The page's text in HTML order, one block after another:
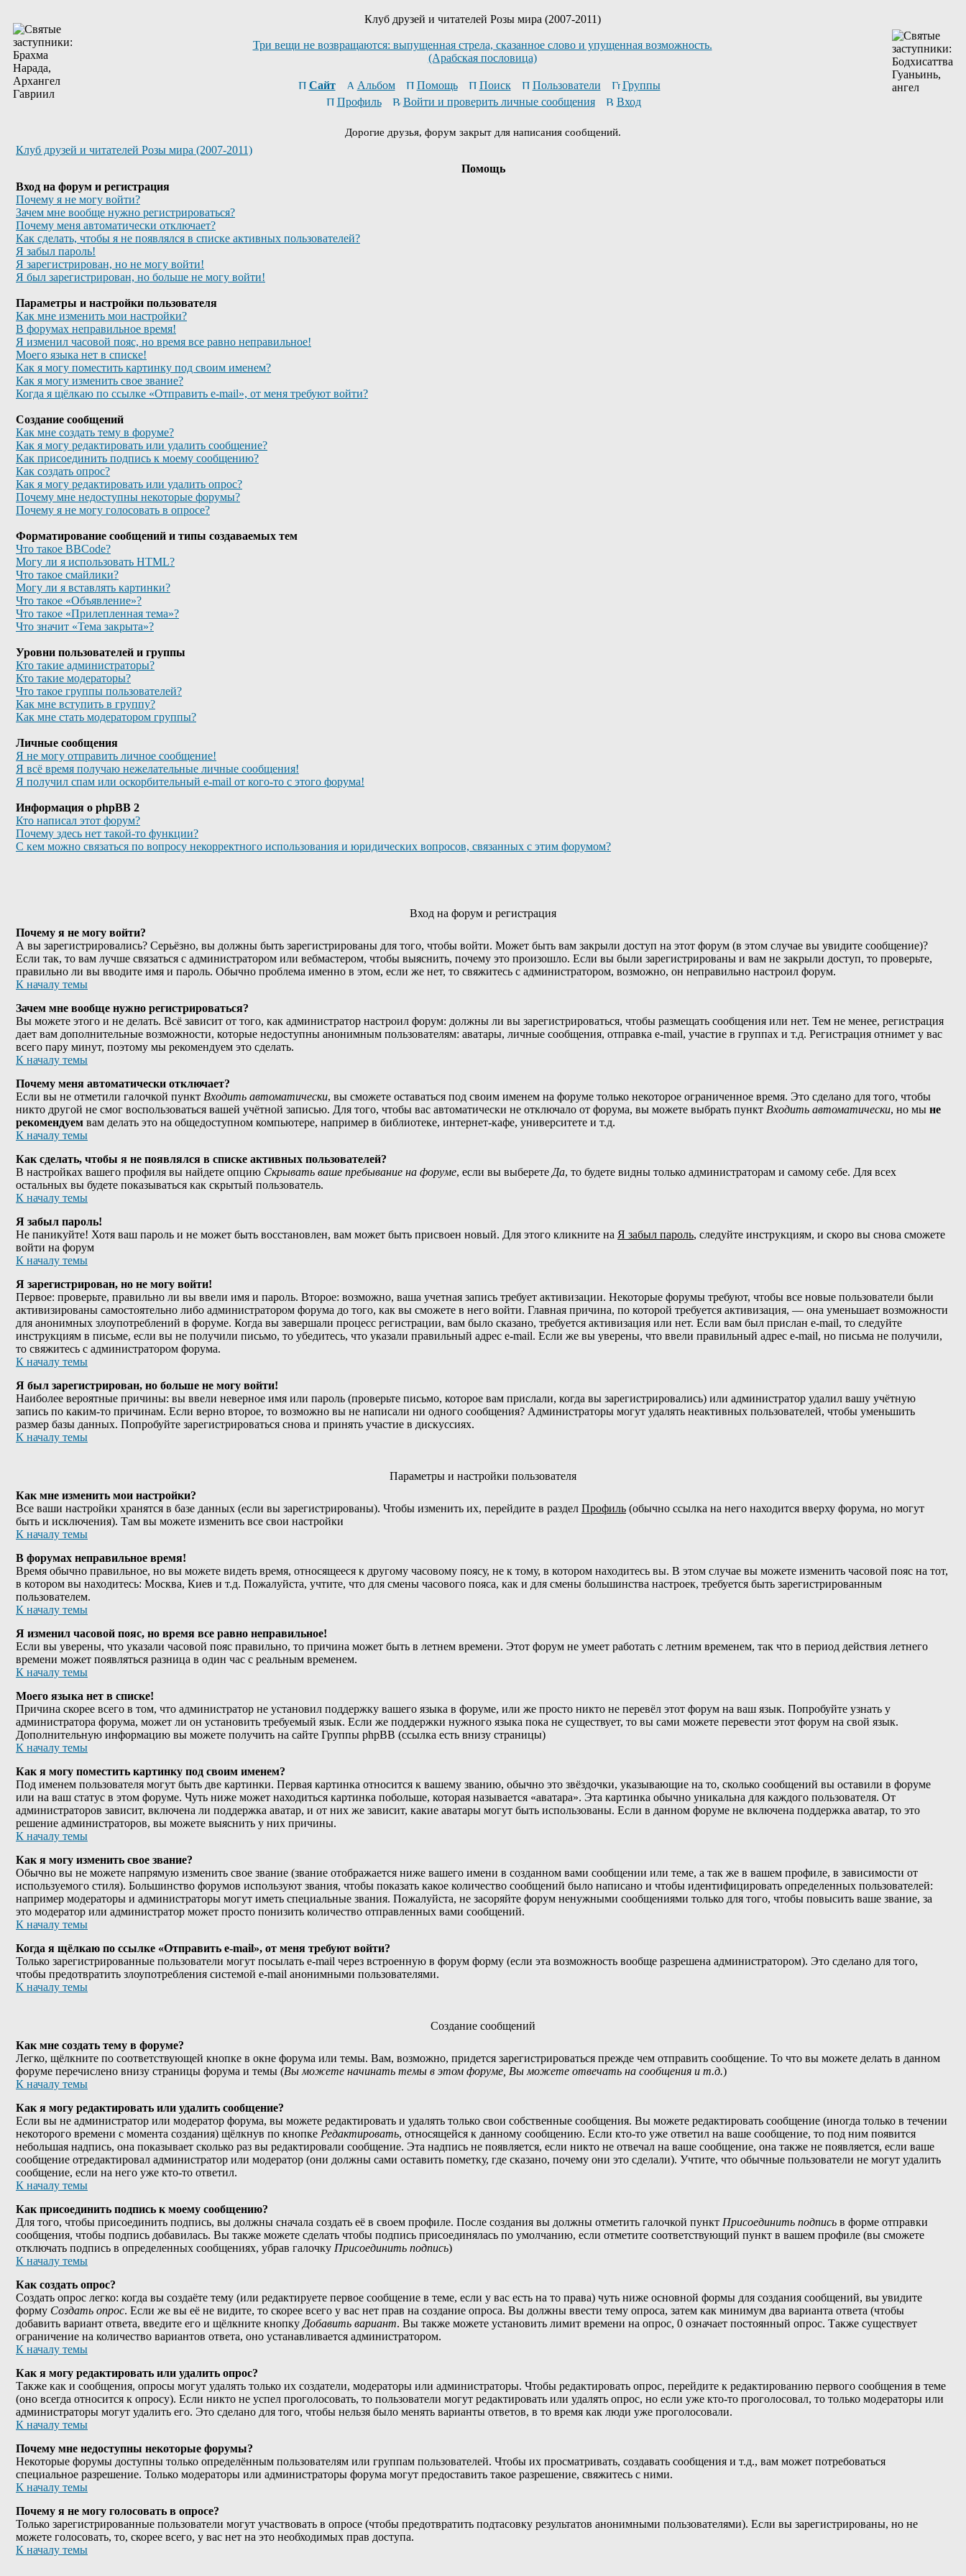
Клуб друзей и читателей Розы мира (2007-2011)
Три вещи не возвращаются: выпущенная стрела, сказанное слово и упущенная возможность.
(Арабская пословица)
Сайт Альбом Помощь Поиск Пользователи
Группы
Профиль
Войти и проверить личные сообщения Вход
Дорогие друзья, форум закрыт для написания сообщений.
Клуб друзей и читателей Розы мира (2007-2011)
Помощь
Вход на форум и регистрация
Почему я не могу войти?
Зачем мне вообще нужно регистрироваться?
Почему меня автоматически отключает?
Как сделать, чтобы я не появлялся в списке активных пользователей?
Я забыл пароль!
Я зарегистрирован, но не могу войти!
Я был зарегистрирован, но больше не могу войти!
Параметры и настройки пользователя
Как мне изменить мои настройки?
В форумах неправильное время!
Я изменил часовой пояс, но время все равно неправильное!
Моего языка нет в списке!
Как я могу поместить картинку под своим именем?
Как я могу изменить свое звание?
Когда я щёлкаю по ссылке «Отправить e-mail», от меня требуют войти?
Создание сообщений
Как мне создать тему в форуме?
Как я могу редактировать или удалить сообщение?
Как присоединить подпись к моему сообщению?
Как создать опрос?
Как я могу редактировать или удалить опрос?
Почему мне недоступны некоторые форумы?
Почему я не могу голосовать в опросе?
Форматирование сообщений и типы создаваемых тем
Что такое BBCode?
Могу ли я использовать HTML?
Что такое смайлики?
Могу ли я вставлять картинки?
Что такое «Объявление»?
Что такое «Прилепленная тема»?
Что значит «Тема закрыта»?
Уровни пользователей и группы
Кто такие администраторы?
Кто такие модераторы?
Что такое группы пользователей?
Как мне вступить в группу?
Как мне стать модератором группы?
Личные сообщения
Я не могу отправить личное сообщение!
Я всё время получаю нежелательные личные сообщения!
Я получил спам или оскорбительный e-mail от кого-то с этого форума!
Информация о phpBB 2
Кто написал этот форум?
Почему здесь нет такой-то функции?
С кем можно связаться по вопросу некорректного использования и юридических вопросов, связанных с этим форумом?
Вход на форум и регистрация
Почему я не могу войти?
А вы зарегистрировались? Серьёзно, вы должны быть зарегистрированы для того, чтобы войти. Может быть вам закрыли доступ на этот форум (в этом случае вы увидите сообщение)?
Если так, то вам лучше связаться с администратором или вебмастером, чтобы выяснить, почему это произошло. Если вы были зарегистрированы и вам не закрыли доступ, то проверьте,
правильно ли вы вводите имя и пароль. Обычно проблема именно в этом, если же нет, то свяжитесь с администратором, возможно, он неправильно настроил форум.
К началу темы
Зачем мне вообще нужно регистрироваться?
Вы можете этого и не делать. Всё зависит от того, как администратор настроил форум: должны ли вы зарегистрироваться, чтобы размещать сообщения или нет. Тем не менее, регистрация
дает вам дополнительные возможности, которые недоступны анонимным пользователям: аватары, личные сообщения, отправка e-mail, участие в группах и т.д. Регистрация отнимет у вас
всего пару минут, поэтому мы рекомендуем это сделать.
К началу темы
Почему меня автоматически отключает?
Если вы не отметили галочкой пункт Входить автоматически, вы сможете оставаться под своим именем на форуме только некоторое ограниченное время. Это сделано для того, чтобы
никто другой не смог воспользоваться вашей учётной записью. Для того, чтобы вас автоматически не отключало от форума, вы можете выбрать пункт Входить автоматически, но мы не
рекомендуем вам делать это на общедоступном компьютере, например в библиотеке, интернет-кафе, университете и т.д.
К началу темы
Как сделать, чтобы я не появлялся в списке активных пользователей?
В настройках вашего профиля вы найдете опцию Скрывать ваше пребывание на форуме, если вы выберете Да, то будете видны только администраторам и самому себе. Для всех
остальных вы будете показываться как скрытый пользователь.
К началу темы
Я забыл пароль!
Не паникуйте! Хотя ваш пароль и не может быть восстановлен, вам может быть присвоен новый. Для этого кликните на Я забыл пароль, следуйте инструкциям, и скоро вы снова сможете
войти на форум
К началу темы
Я зарегистрирован, но не могу войти!
Первое: проверьте, правильно ли вы ввели имя и пароль. Второе: возможно, ваша учетная запись требует активизации. Некоторые форумы требуют, чтобы все новые пользователи были
активизированы самостоятельно либо администратором форума до того, как вы сможете в него войти. Главная причина, по которой требуется активизация, — она уменьшает возможности
для анонимных злоупотреблений в форуме. Когда вы завершали процесс регистрации, вам было сказано, требуется активизация или нет. Если вам был прислан e-mail, то следуйте
инструкциям в письме, если вы не получили письмо, то убедитесь, что указали правильный адрес e-mail. Если же вы уверены, что ввели правильный адрес e-mail, но письма не получили,
то свяжитесь с администратором форума.
К началу темы
Я был зарегистрирован, но больше не могу войти!
Наиболее вероятные причины: вы ввели неверное имя или пароль (проверьте письмо, которое вам прислали, когда вы зарегистрировались) или администратор удалил вашу учётную
запись по каким-то причинам. Если верно второе, то возможно вы не написали ни одного сообщения? Администраторы могут удалять неактивных пользователей, чтобы уменьшить
размер базы данных. Попробуйте зарегистрироваться снова и принять участие в дискуссиях.
К началу темы
Параметры и настройки пользователя
Как мне изменить мои настройки?
Все ваши настройки хранятся в базе данных (если вы зарегистрированы). Чтобы изменить их, перейдите в раздел Профиль (обычно ссылка на него находится вверху форума, но могут
быть и исключения). Там вы можете изменить все свои настройки
К началу темы
В форумах неправильное время!
Время обычно правильное, но вы можете видеть время, относящееся к другому часовому поясу, не к тому, в котором находитесь вы. В этом случае вы можете изменить часовой пояс на тот,
в котором вы находитесь: Москва, Киев и т.д. Пожалуйста, учтите, что для смены часового пояса, как и для смены большинства настроек, требуется быть зарегистрированным
пользователем.
К началу темы
Я изменил часовой пояс, но время все равно неправильное!
Если вы уверены, что указали часовой пояс правильно, то причина может быть в летнем времени. Этот форум не умеет работать с летним временем, так что в период действия летнего
времени может появляться разница в один час с реальным временем.
К началу темы
Моего языка нет в списке!
Причина скорее всего в том, что администратор не установил поддержку вашего языка в форуме, или же просто никто не перевёл этот форум на ваш язык. Попробуйте узнать у
администратора форума, может ли он установить требуемый язык. Если же поддержки нужного языка пока не существует, то вы сами можете перевести этот форум на свой язык.
Дополнительную информацию вы можете получить на сайте Группы phpBB (ссылка есть внизу страницы)
К началу темы
Как я могу поместить картинку под своим именем?
Под именем пользователя могут быть две картинки. Первая картинка относится к вашему званию, обычно это звёздочки, указывающие на то, сколько сообщений вы оставили в форуме
или на ваш статус в этом форуме. Чуть ниже может находиться картинка побольше, которая называется «аватара». Эта картинка обычно уникальна для каждого пользователя. От
администраторов зависит, включена ли поддержка аватар, и от них же зависит, какие аватары могут быть использованы. Если в данном форуме не включена поддержка аватар, то это
решение администраторов, вы можете выяснить у них причины.
К началу темы
Как я могу изменить свое звание?
Обычно вы не можете напрямую изменить свое звание (звание отображается ниже вашего имени в созданном вами сообщении или теме, а так же в вашем профиле, в зависимости от
используемого стиля). Большинство форумов используют звания, чтобы показать какое количество сообщений было написано и чтобы идентифицировать определенных пользователей:
например модераторы и администраторы могут иметь специальные звания. Пожалуйста, не засоряйте форум ненужными сообщениями только для того, чтобы повысить ваше звание, за
это модератор или администратор может просто понизить количество отправленных вами сообщений.
К началу темы
Когда я щёлкаю по ссылке «Отправить e-mail», от меня требуют войти?
Только зарегистрированные пользователи могут посылать e-mail через встроенную в форум форму (если эта возможность вообще разрешена администратором). Это сделано для того,
чтобы предотвратить злоупотребления системой e-mail анонимными пользователями.
К началу темы
Создание сообщений
Как мне создать тему в форуме?
Легко, щёлкните по соответствующей кнопке в окне форума или темы. Вам, возможно, придется зарегистрироваться прежде чем отправить сообщение. То что вы можете делать в данном
форуме перечислено внизу страницы форума и темы (Вы можете начинать темы в этом форуме, Вы можете отвечать на сообщения и т.д.)
К началу темы
Как я могу редактировать или удалить сообщение?
Если вы не администратор или модератор форума, вы можете редактировать и удалять только свои собственные сообщения. Вы можете редактировать сообщение (иногда только в течении
некоторого времени с момента создания) щёлкнув по кнопке Редактировать, относящейся к данному сообщению. Если кто-то уже ответил на ваше сообщение, то под ним появится
небольшая надпись, она показывает сколько раз вы редактировали сообщение. Эта надпись не появляется, если никто не отвечал на ваше сообщение, она также не появляется, если ваше
сообщение отредактировал администратор или модератор (они должны сами оставить пометку, где сказано, почему они это сделали). Учтите, что обычные пользователи не могут удалить
сообщение, если на него уже кто-то ответил.
К началу темы
Как присоединить подпись к моему сообщению?
Для того, чтобы присоединить подпись, вы должны сначала создать её в своем профиле. После создания вы должны отметить галочкой пункт Присоединить подпись в форме отправки
сообщения, чтобы подпись добавилась. Вы также можете сделать чтобы подпись присоединялась по умолчанию, если отметите соответствующий пункт в вашем профиле (вы сможете
отключать подпись в определенных сообщениях, убрав галочку Присоединить подпись)
К началу темы
Как создать опрос?
Создать опрос легко: когда вы создаёте тему (или редактируете первое сообщение в теме, если у вас есть на то права) чуть ниже основной формы для создания сообщений, вы увидите
форму Создать опрос. Если же вы её не видите, то скорее всего у вас нет прав на создание опроса. Вы должны ввести тему опроса, затем как минимум два варианта ответа (чтобы
добавить вариант ответа, введите его и щёлкните кнопку Добавить вариант. Вы также можете установить лимит времени на опрос, 0 означает постоянный опрос. Также существует
ограничение на количество вариантов ответа, оно устанавливается администратором.
К началу темы
Как я могу редактировать или удалить опрос?
Также как и сообщения, опросы могут удалять только их создатели, модераторы или администраторы. Чтобы редактировать опрос, перейдите к редактированию первого сообщения в теме
(оно всегда относится к опросу). Если никто не успел проголосовать, то пользователи могут редактировать или удалять опрос, но если уже кто-то проголосовал, то только модераторы или
администраторы могут удалить его. Это сделано для того, чтобы нельзя было менять варианты ответов, в то время как люди уже проголосовали.
К началу темы
Почему мне недоступны некоторые форумы?
Некоторые форумы доступны только определённым пользователям или группам пользователей. Чтобы их просматривать, создавать сообщения и т.д., вам может потребоваться
специальное разрешение. Только модераторы или администраторы форума могут предоставить такое разрешение, свяжитесь с ними.
К началу темы
Почему я не могу голосовать в опросе?
Только зарегистрированные пользователи могут участвовать в опросе (чтобы предотвратить подтасовку результатов анонимными пользователями). Если вы зарегистрированы, но не
можете голосовать, то, скорее всего, у вас нет на это необходимых прав доступа.
К началу темы